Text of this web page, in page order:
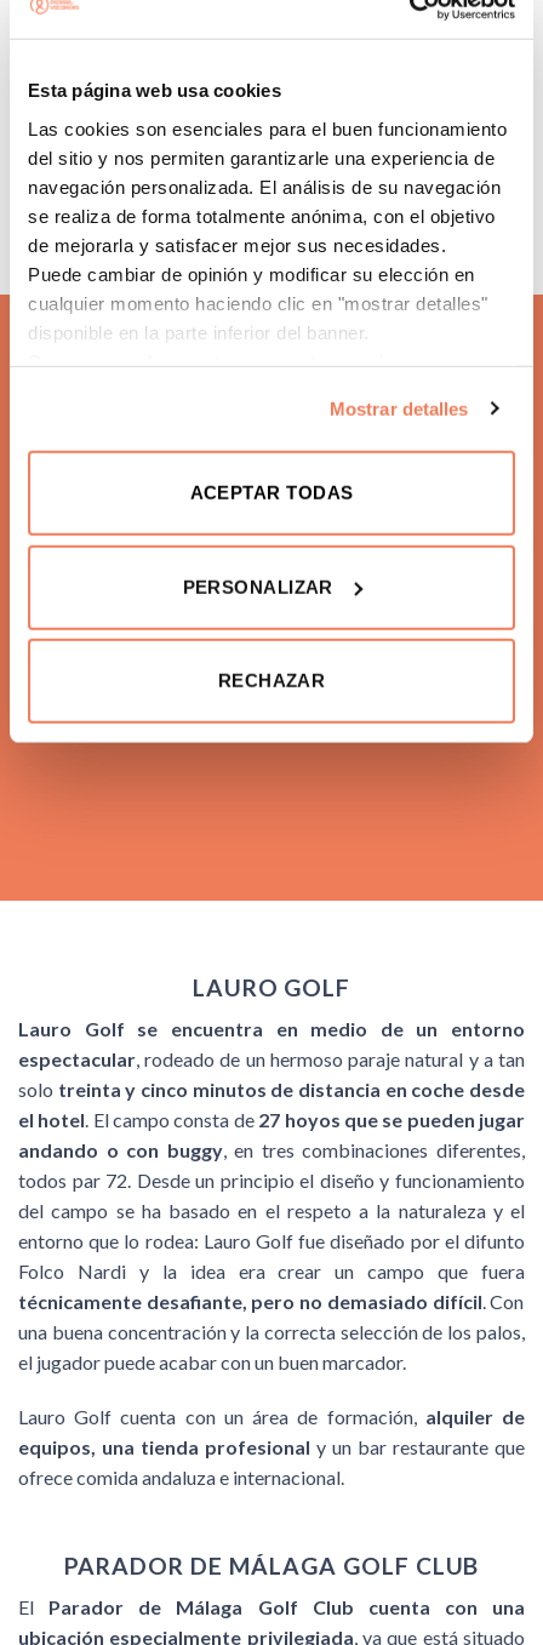
Esta página web usa cookies
Las cookies son esenciales para el buen funcionamiento
del sitio y nos permiten garantizarle una experiencia de
navegación personalizada. El análisis de su navegación
se realiza de forma totalmente anónima, con el objetivo
de mejorarla y satisfacer mejor sus necesidades.
Puede cambiar de opinión y modificar su elección en
cualquier momento haciendo clic en "mostrar detalles"
disponible en la parte inferior del banner.
y procesar datos personales como su visita en este sitio
web.
Mostrar detalles
ACEPTAR TODAS
PERSONALIZAR
RECHAZAR
hablando es un campo exigente
, a la par que entretenido,
los jugadores
, que se quedarán con las ganas de volver.
Santana Golf cuenta con18 hoyos y par de 72, campo de
prácticas y putting and pitching Green. Los servicios que
ofrece: alquiler de buggy, pro-shop y restaurante con terraza,
aunque, si lo prefieres, siempre podrás cenar en nuestro
restaurante Sky Bar.
LAURO GOLF
Lauro Golf se encuentra en medio de un entorno
espectacular , rodeado de un hermoso paraje natural y a tan
solo treinta y cinco minutos de distancia en coche desde
el hotel . El campo consta de 27 hoyos que se pueden jugar
andando o con buggy, en tres combinaciones diferentes,
todos par 72. Desde un principio el diseño y funcionamiento
del campo se ha basado en el respeto a la naturaleza y el
entorno que lo rodea: Lauro Golf fue diseñado por el difunto
Folco Nardi y la idea era crear un campo que fuera
técnicamente desafiante, pero no demasiado difícil . Con
una buena concentración y la correcta selección de los palos,
el jugador puede acabar con un buen marcador.
Lauro Golf cuenta con un área de formación, alquiler de
equipos, una tienda profesional y un bar restaurante que
ofrece comida andaluza e internacional.
PARADOR DE MÁLAGA GOLF CLUB
El Parador de Málaga Golf Club cuenta con una
ubicación especialmente privilegiada, ya que está situado